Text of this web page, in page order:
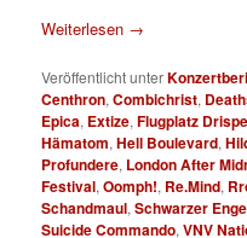
Weiterlesen →
Veröffentlicht unter
Centhron,Combichrist,
Epica, Extize,Flugplatz
Hämatom,Hell Boulevard,
Profundere, London After
Festival,Oomph!, Re.Mind,
Schandmaul,Schwarzer
Suicide Commando,VNV